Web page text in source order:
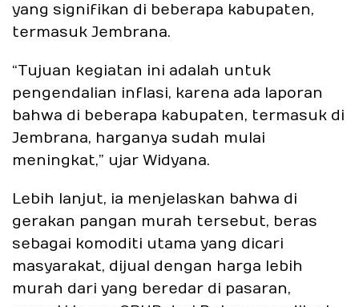
yang signifikan di beberapa kabupaten,
termasuk Jembrana.
“Tujuan kegiatan ini adalah untuk
pengendalian inflasi, karena ada laporan
bahwa di beberapa kabupaten, termasuk di
Jembrana, harganya sudah mulai
meningkat,” ujar Widyana.
Lebih lanjut, ia menjelaskan bahwa di
gerakan pangan murah tersebut, beras
sebagai komoditi utama yang dicari
masyarakat, dijual dengan harga lebih
murah dari yang beredar di pasaran,